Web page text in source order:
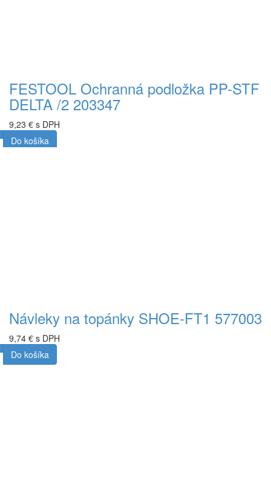
FESTOOL Ochranná podložka PP-STF
DELTA /2 203347
9,23 € s DPH
Do košíka
Návleky na topánky SHOE-FT1 577003
9,74 € s DPH
Do košíka